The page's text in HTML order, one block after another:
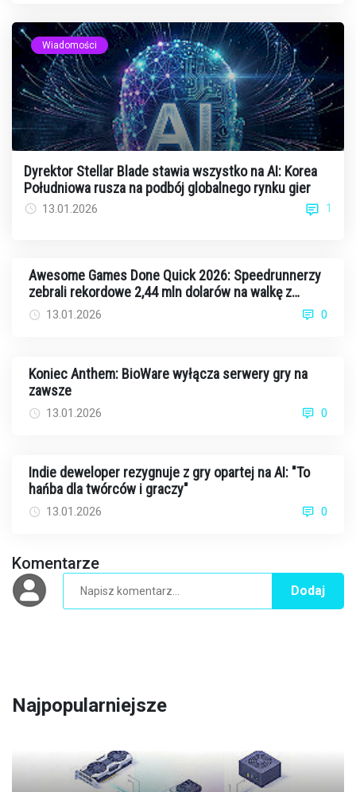
Wiadomości
Dyrektor Stellar Blade stawia wszystko na AI: Korea
Południowa rusza na podbój globalnego rynku gier
13.01.2026 1
Awesome Games Done Quick 2026: Speedrunnerzy
zebrali rekordowe 2,44 mln dolarów na walkę z
rakiem13.01.2026 0
Koniec Anthem: BioWare wyłącza serwery gry na
zawsze
13.01.2026 0
Indie deweloper rezygnuje z gry opartej na AI: "To
hańba dla twórców i graczy"
13.01.2026 0
Komentarze
Dodaj
Najpopularniejsze